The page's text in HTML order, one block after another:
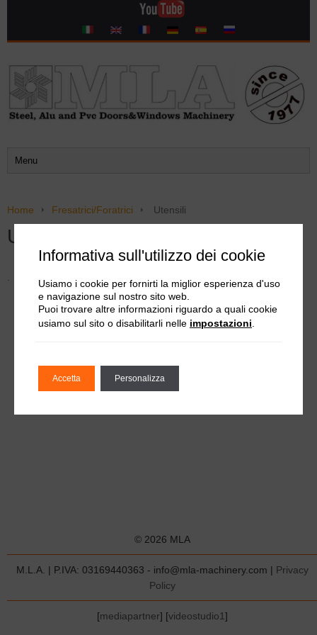
Home Fresatrici/Foratrici Utensili
Utensili
© 2026 MLA
M.L.A. | P.IVA: 03169440363 - info@mla-machinery.com | Privacy
Policy
[mediapartner] [videostudio1]
Informativa sull'utilizzo dei cookie
Usiamo i cookie per fornirti la miglior esperienza d'uso
e navigazione sul nostro sito web.
Puoi trovare altre informazioni riguardo a quali cookie
usiamo sul sito o disabilitarli nelle impostazioni
Accetta Personalizza